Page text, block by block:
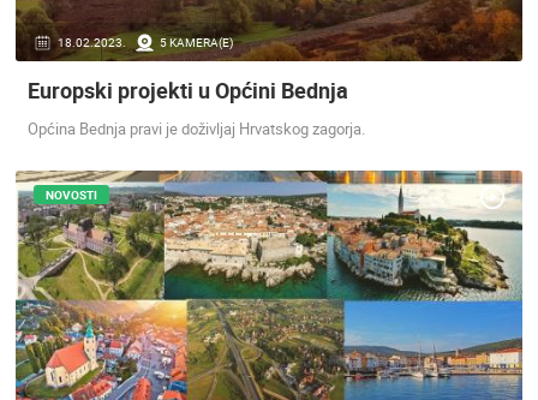
NAJNOVIJE KAMERE
UŽIVO 0 GLEDATELJ(A) UŽIVO
18.02.2023. 5 KAMERA(E)
Europski projekti u Općini Bednja
Općina Bednja pravi je doživljaj Hrvatskog zagorja.
NOVOSTI